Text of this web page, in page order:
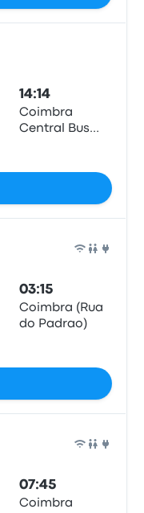
14:14
Coimbra
Central Bus
03:15
Coimbra (Rua
do Padrao)
07:45
Coimbra